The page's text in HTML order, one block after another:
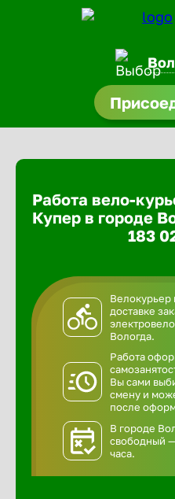
Работа вело-
Купер в городе
183
Велокурьер
доставке
Вологда.
Работа
Вы сами
смену и
после
В городе
свободный
часа.